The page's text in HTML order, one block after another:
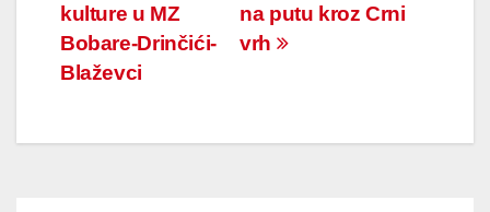
na putu kroz Crni
vrh
kulture u MZ
Bobare-Drinčići-
Blaževci